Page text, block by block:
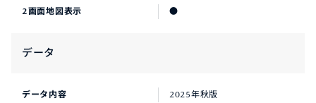
2画面地図表示 ●
データ
データ内容 2025年秋版